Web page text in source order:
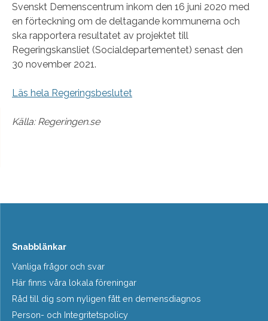
Svenskt Demenscentrum inkom den 16 juni 2020 med
en förteckning om de deltagande kommunerna och
ska rapportera resultatet av projektet till
Regeringskansliet (Socialdepartementet) senast den
30 november 2021.
Läs hela Regeringsbeslutet
Källa: Regeringen.se
Snabblänkar
Vanliga frågor och svar
Här finns våra lokala föreningar
Råd till dig som nyligen fått en demensdiagnos
Person- och Integritetspolicy